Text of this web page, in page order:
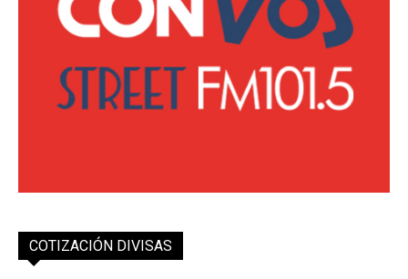
COTIZACIÓN DIVISAS